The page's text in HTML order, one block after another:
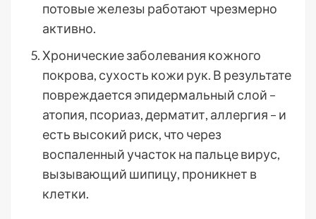
потовые железы работают чрезмерно
активно.
Хронические заболевания кожного
покрова, сухость кожи рук. В результате
повреждается эпидермальный слой –
атопия, псориаз, дерматит, аллергия – и
есть высокий риск, что через
воспаленный участок на пальце вирус,
вызывающий шипицу, проникнет в
клетки.